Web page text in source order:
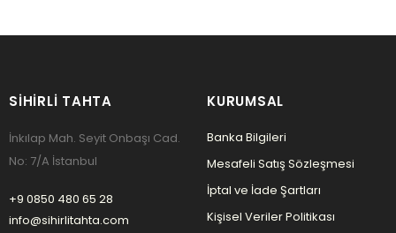
SIHIRLI TAHTA
İnkılap Mah. Seyit Onbaşı Cad.
No: 7/A İstanbul
+9 0850 480 65 28
info@sihirlitahta.com
KURUMSAL
Banka Bilgileri
Mesafeli Satış Sözleşmesi
İptal ve İade Şartları
Kişisel Veriler Politikası